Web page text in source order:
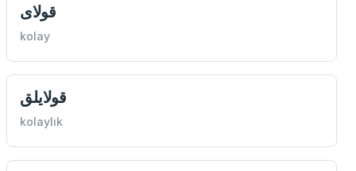
قولای
kolay
قولايلق
kolaylık